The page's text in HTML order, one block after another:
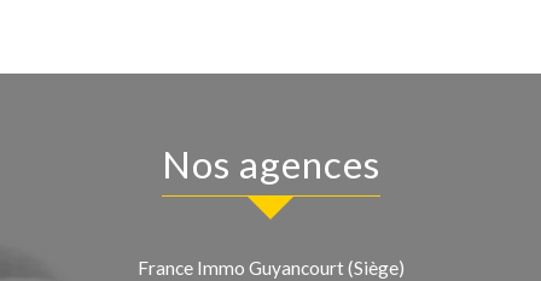
Nos agences
France Immo Guyancourt (Siège)